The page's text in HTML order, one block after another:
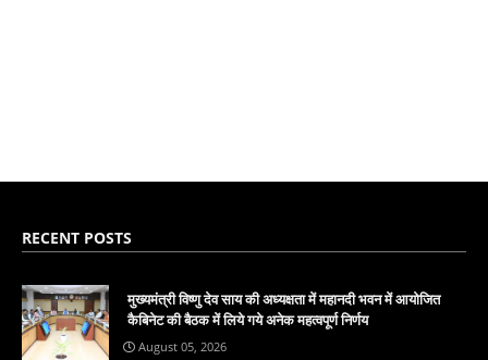
RECENT POSTS
मुख्यमंत्री विष्णु देव साय की अध्यक्षता में महानदी भवन में आयोजित
कैबिनेट की बैठक में लिये गये अनेक महत्वपूर्ण निर्णय
August 05, 2026